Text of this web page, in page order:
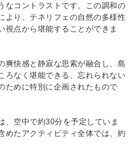
なコントラストです。この調和の
より、テネリフェの自然の多様性
視点から堪能することができま
爽快感と静寂な思索が融合し、島
ろなく堪能できる、忘れられない
ために特別に企画されたもので
、空中で約30分を予定していま
めたアクティビティ全体では、約